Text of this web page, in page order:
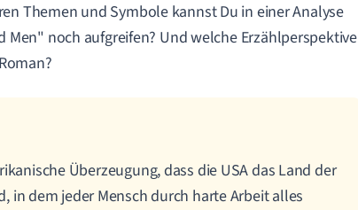
Themen und Symbole kannst Du in einer Analyse
noch aufgreifen? Und welche Erzählperspektive
Überzeugung, dass die USA das Land der
in dem jeder Mensch durch harte Arbeit alles